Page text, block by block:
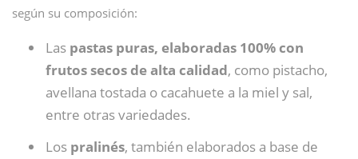
según su composición:
Las pastas puras, elaboradas 100% con
frutos secos de alta calidad, como pistacho,
avellana tostada o cacahuete a la miel y sal,
entre otras variedades.
Los pralinés, también elaborados a base de